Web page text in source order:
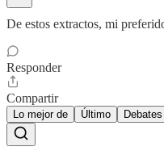
De estos extractos, mi
Responder
Compartir
Lo mejor de Último Debates